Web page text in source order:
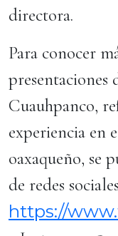
directora.
Para conocer
presentaciones
Cuauhpanco,
experiencia en
oaxaqueño, se
de redes
https://